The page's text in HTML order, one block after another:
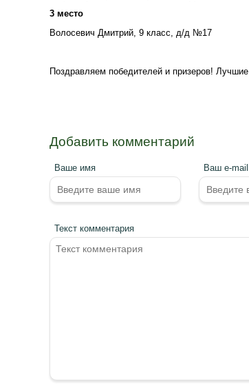
3 место
Волосевич Дмитрий, 9 класс, д/д №17
Поздравляем победителей и призеров!
Добавить комментарий
Ваше имя Ваш e-mail
Текст комментария